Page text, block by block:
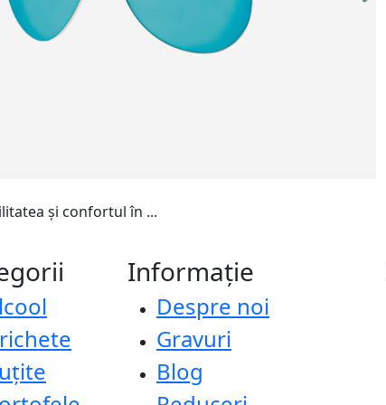
și confortul în ...
Informație
Despre noi
Gravuri
Blog